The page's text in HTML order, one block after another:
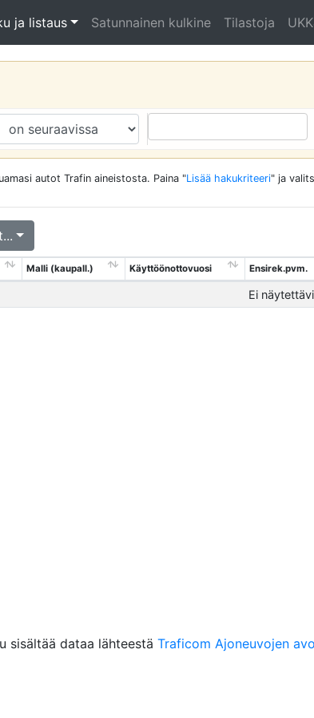
ja listaus Satunnainen kulkine Tilastoja
autot Trafin aineistosta. Paina "Lisää hakukriteeri" ja
Malli (kaupall.) Käyttöönottovuosi Ensirek.pvm.
Ei
sisältää dataa lähteestä Traficom Ajoneuvojen